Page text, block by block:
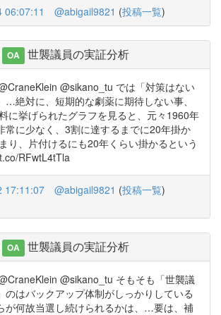
06:07:11 @abigail9821 (投稿一覧)
OA 世襲議員の実証分析
@sikano_tu では「対策はない
…絶対に、短期的な劇薬に期待しない事、
に挙げられたグラフを見ると、元々1960年
常に少なく、3割に達するまでに20年掛か
り、片付けるにも20年くらい掛かるという
RFwtL4tTla
17:11:07 @abigail9821 (投稿一覧)
OA 世襲議員の実証分析
@sikano_tu そもそも「世襲議
のはバックアップ体制がしっかりしている
が何故当選し続けられるかは、…要は、補